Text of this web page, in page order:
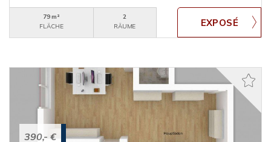
79 m²
FLÄCHE
2
RÄUME
390,- €